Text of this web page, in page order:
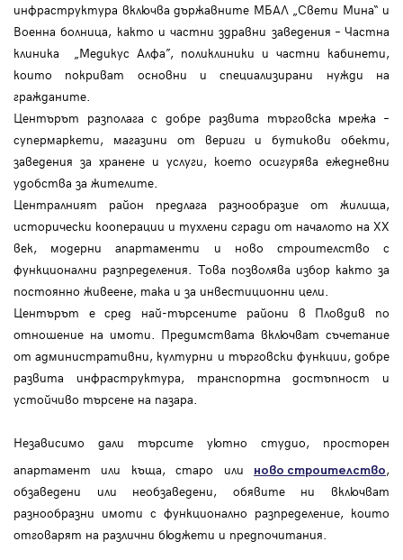
инфраструктура включва държавните МБАЛ „Свети Мина“ и
Военна болница, както и частни здравни заведения – Частна
клиника „Медикус Алфа”, поликлиники и частни кабинети,
които покриват основни и специализирани нужди на
гражданите.
Центърът разполага с добре развита търговска мрежа –
супермаркети, магазини от вериги и бутикови обекти,
заведения за хранене и услуги, което осигурява ежедневни
удобства за жителите.
Централният район предлага разнообразие от жилища,
исторически кооперации и тухлени сгради от началото на XX
век, модерни апартаменти и ново строителство с
функционални разпределения. Това позволява избор както за
постоянно живеене, така и за инвестиционни цели.
Центърът е сред най-търсените райони в Пловдив по
отношение на имоти. Предимствата включват съчетание
от административни, културни и търговски функции, добре
развита инфраструктура, транспортна достъпност и
устойчиво търсене на пазара.
Независимо дали търсите уютно студио, просторен
апартамент или къща, старо или
ново строителство,
обзаведени или необзаведени, обявите ни включват
разнообразни имоти с функционално разпределение, които
отговарят на различни бюджети и предпочитания.